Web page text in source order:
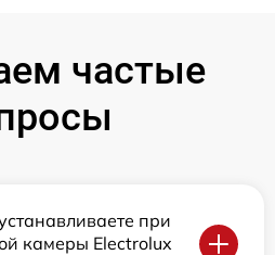
частые
при
камеры Electrolux